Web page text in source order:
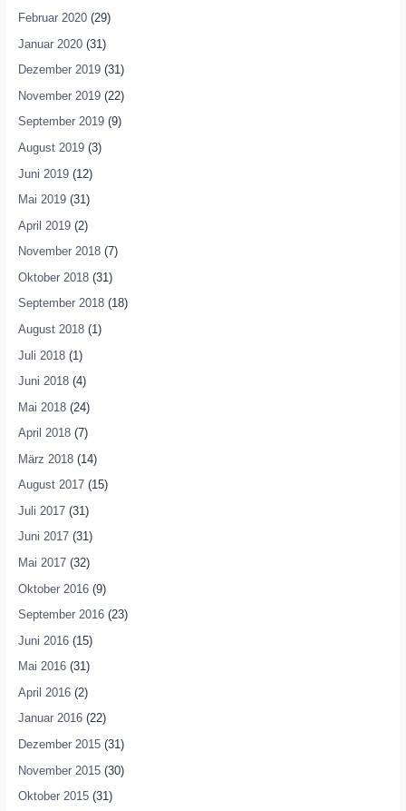
Februar 2020(29)
Januar 2020(31)
Dezember 2019(31)
November 2019(22)
September 2019(9)
August 2019(3)
Juni 2019(12)
Mai 2019(31)
April 2019(2)
November 2018(7)
Oktober 2018(31)
September 2018(18)
August 2018(1)
Juli 2018(1)
Juni 2018(4)
Mai 2018(24)
April 2018(7)
März 2018(14)
August 2017(15)
Juli 2017(31)
Juni 2017(31)
Mai 2017(32)
Oktober 2016(9)
September 2016(23)
Juni 2016(15)
Mai 2016(31)
April 2016(2)
Januar 2016(22)
Dezember 2015(31)
November 2015(30)
Oktober 2015(31)